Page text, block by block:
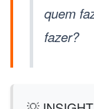
quem
fazer?